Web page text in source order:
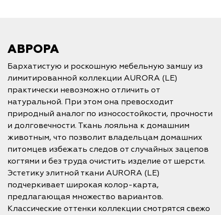
АВРОРА
Бархатистую и роскошную мебельную замшу из
лимитированной коллекции AURORA (LE)
практически невозможно отличить от
натуральной. При этом она превосходит
природный аналог по износостойкости, прочности
и долговечности. Ткань лояльна к домашним
животным, что позволит владельцам домашних
питомцев избежать следов от случайных зацепов
когтями и без труда очистить изделие от шерсти.
Эстетику элитной ткани AURORA (LE)
подчеркивает широкая колор-карта,
предлагающая множество вариантов.
Классические оттенки коллекции смотрятся свежо